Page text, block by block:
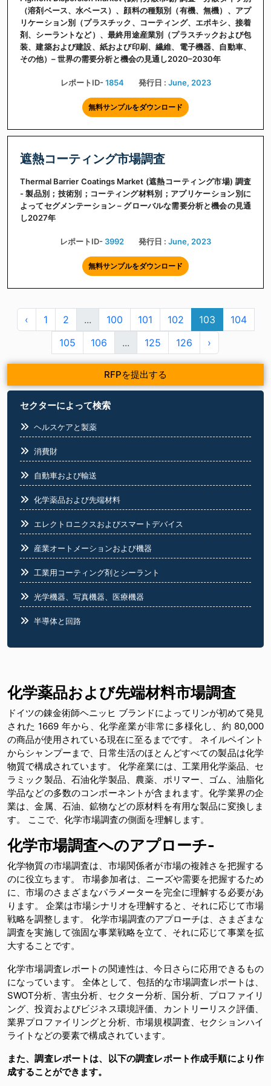
（溶剤ベース、水ベース）、顔料の種類別（有機、無機）、アプ
リケーション別（プラスチック、コーティング、エポキシ、接着
剤、シーラントなど）、最終用途産業別（プラスチックおよび包
装、建築および建設、紙および印刷、繊維、電子機器、自動車、
その他）– 世界の需要分析と機会の見通し2020–2030年
レポートID-1854 発行日 : June, 2023
無料サンプルをダウンロード
遮熱コーティング市場調査
Thermal Barrier Coatings Market (遮熱コーティング市場) 調査
- 製品別；技術別；コーティング材料別；アプリケーション別に
よってセグメンテーション – グローバルな需要分析と機会の見通
し2027年
レポートID- 3992 発行日 : June, 2023
無料サンプルをダウンロード
‹ 1 2 ... 100 101 102 103
104
105
106 ... 125 126 ›
RFPを提出する
セクターによって検索
ヘルスケアと製薬
消費財
自動車および輸送
化学薬品および先端材料
エレクトロニクスおよびスマートデバイス
産業オートメーションおよび機器
工業用コーティング剤とシーラント
光学機器、写真機器、医療機器
半導体と回路
化学薬品および先端材料市場調査
ドイツの錬金術師ヘニッヒ ブランドによってリンが初めて発見
された 1669 年から、化学産業が非常に多様化し、約 80,000
の商品が使用されている現在に至るまでです。 ネイルペイント
からシャンプーまで、日常生活のほとんどすべての製品は化学
物質で構成されています。 化学産業には、工業用化学薬品、セ
ラミック製品、石油化学製品、農薬、ポリマー、ゴム、油脂化
学品などの多数のコンポーネントが含まれます。化学業界の企
業は、金属、石油、鉱物などの原材料を有用な製品に変換しま
す。 ここで、化学市場調査の側面を理解します。
化学市場調査へのアプローチ-
化学物質の市場調査は、市場関係者が市場の複雑さを把握する
のに役立ちます。 市場参加者は、ニーズや需要を把握するため
に、市場のさまざまなパラメーターを完全に理解する必要があ
ります。 企業は市場シナリオを理解すると、それに応じて市場
戦略を調整します。 化学市場調査のアプローチは、さまざまな
調査を実施して強固な事業戦略を立て、それに応じて事業を拡
大することです。
化学市場調査レポートの関連性は、今日さらに応用できるもの
になっています。 全体として、包括的な市場調査レポートは、
SWOT分析、害虫分析、セクター分析、国分析、プロファイリ
ング、投資およびビジネス環境評価、カントリーリスク評価、
業界プロファイリングと分析、市場規模調査、セクションハイ
ライトなどの要素で構成されています。
また、調査レポートは、以下の調査レポート作成手順により作
成することができます。